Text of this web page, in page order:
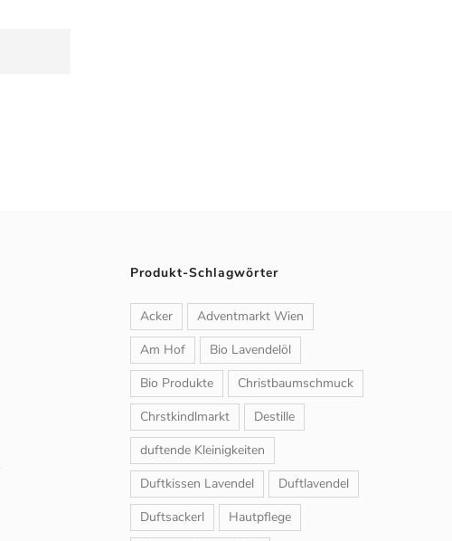
Produkt-Schlagwörter
Acker
Adventmarkt Wien
Am Hof
Bio Lavendelöl
Bio Produkte
Christbaumschmuck
Chrstkindlmarkt
Destille
duftende Kleinigkeiten
Duftkissen Lavendel
Duftlavendel
Duftsackerl
Hautpflege